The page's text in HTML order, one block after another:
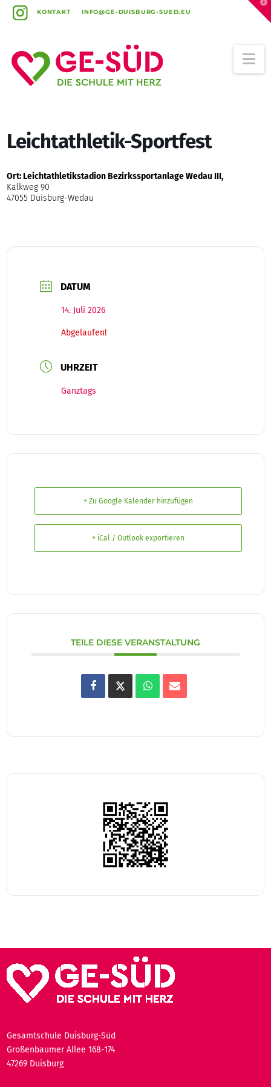
KONTAKT INFO@GE-DUISBURG-SUED.EU
Leichtathletik-Sportfest
Ort: Leichtathletikstadion Bezirkssportanlage Wedau III,
Kalkweg 90
47055 Duisburg-Wedau
DATUM
14. Juli 2026
Abgelaufen!
UHRZEIT
Ganztags
+ Zu Google Kalender hinzufügen
+ iCal / Outlook exportieren
TEILE DIESE VERANSTALTUNG
Gesamtschule Duisburg-Süd
Großenbaumer Allee 168-174
47269 Duisburg